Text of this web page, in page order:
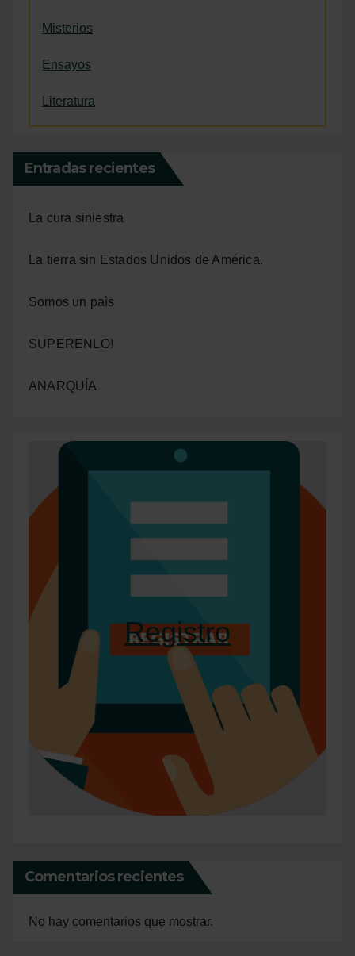
Misterios
Ensayos
Literatura
Entradas recientes
La cura siniestra
La tierra sin Estados Unidos de América.
Somos un paìs
SUPERENLO!
ANARQUÍA
Registro
Comentarios recientes
No hay comentarios que mostrar.